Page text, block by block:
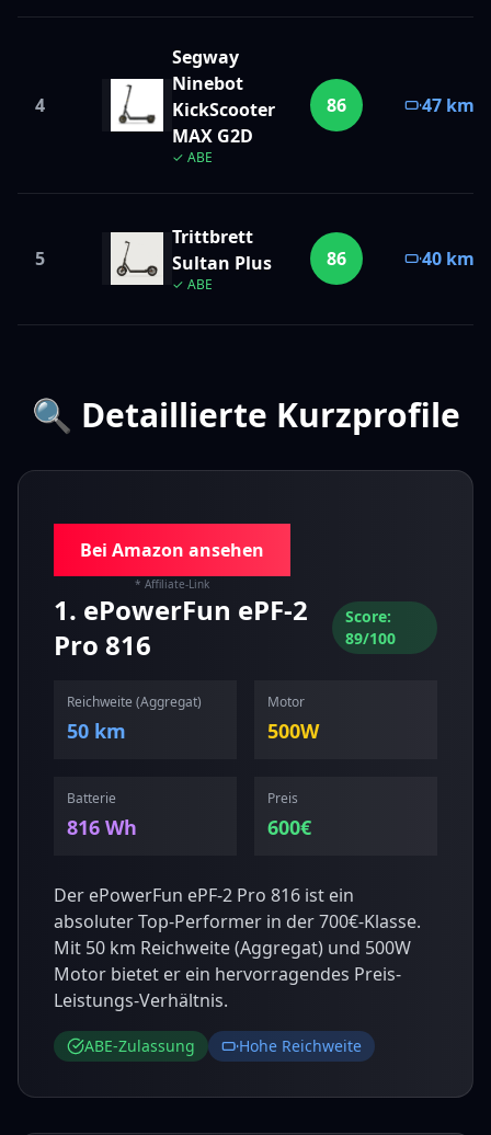
4
Segway
Ninebot
KickScooter
MAX G2D
✓ ABE
86 47 km
5
Trittbrett
Sultan Plus
✓ ABE
86 40 km
🔍 Detaillierte Kurzprofile
🏆 Preis-Leistungs-Sieger
Bei Amazon ansehen
* Affiliate-Link
1. ePowerFun ePF-2
Pro 816
Score:
89/100
Reichweite (Aggregat)
50 km
Motor
500W
Batterie
816 Wh
Preis
600€
Der ePowerFun ePF-2 Pro 816 ist ein
absoluter Top-Performer in der 700€-Klasse.
Mit 50 km Reichweite (Aggregat) und 500W
Motor bietet er ein hervorragendes Preis-
Leistungs-Verhältnis.
ABE-Zulassung Hohe Reichweite